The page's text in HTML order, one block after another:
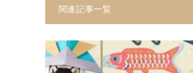
関連記事一覧